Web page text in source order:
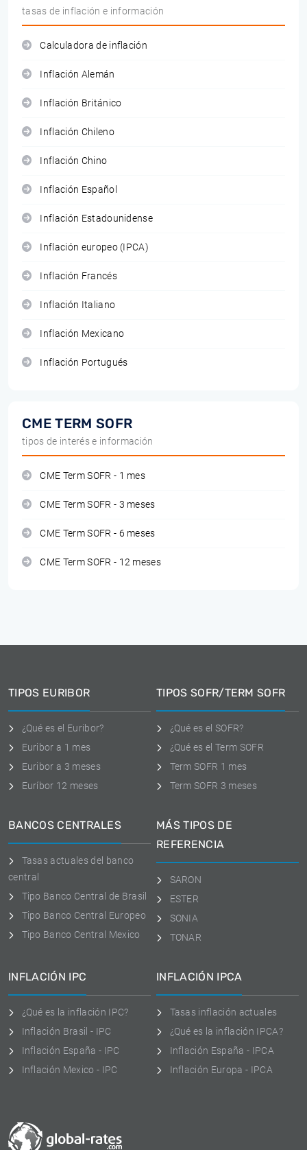
tasas de inflación e información
Calculadora de inflación
Inflación Alemán
Inflación Británico
Inflación Chileno
Inflación Chino
Inflación Español
Inflación Estadounidense
Inflación europeo (IPCA)
Inflación Francés
Inflación Italiano
Inflación Mexicano
Inflación Portugués
CME TERM SOFR
tipos de interés e información
CME Term SOFR - 1 mes
CME Term SOFR - 3 meses
CME Term SOFR - 6 meses
CME Term SOFR - 12 meses
TIPOS EURIBOR
¿Qué es el Euribor?
Euribor a 1 mes
Euribor a 3 meses
Euríbor 12 meses
TIPOS SOFR/TERM SOFR
¿Qué es el SOFR?
¿Qué es el Term SOFR
Term SOFR 1 mes
Term SOFR 3 meses
BANCOS CENTRALES
Tasas actuales del banco
central
Tipo Banco Central de Brasil
Tipo Banco Central Europeo
Tipo Banco Central Mexico
MÁS TIPOS DE
REFERENCIA
SARON
ESTER
SONIA
TONAR
INFLACIÓN IPC
¿Qué es la inflación IPC?
Inflación Brasil - IPC
Inflación España - IPC
Inflación Mexico - IPC
INFLACIÓN IPCA
Tasas inflación actuales
¿Qué es la inflación IPCA?
Inflación España - IPCA
Inflación Europa - IPCA